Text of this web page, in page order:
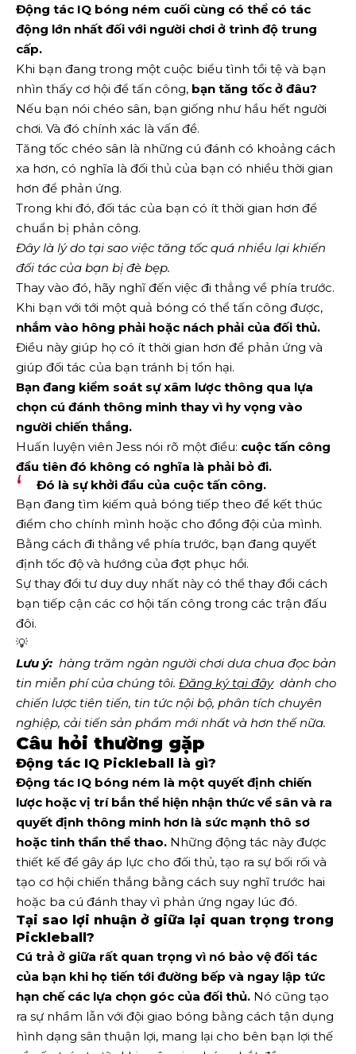
Động tác IQ bóng ném cuối cùng có thể có tác
động lớn nhất đối với người chơi ở trình độ trung
cấp.
Khi bạn đang trong một cuộc biểu tình tồi tệ và bạn
nhìn thấy cơ hội để tấn công, bạn tăng tốc ở đâu?
Nếu bạn nói chéo sân, bạn giống như hầu hết người
chơi. Và đó chính xác là vấn đề.
Tăng tốc chéo sân là những cú đánh có khoảng cách
xa hơn, có nghĩa là đối thủ của bạn có nhiều thời gian
hơn để phản ứng.
Trong khi đó, đối tác của bạn có ít thời gian hơn để
chuẩn bị phản công.
Đây là lý do tại sao việc tăng tốc quá nhiều lại khiến
đối tác của bạn bị đè bẹp.
Thay vào đó, hãy nghĩ đến việc đi thẳng về phía trước.
Khi bạn với tới một quả bóng có thể tấn công được,
nhắm vào hông phải hoặc nách phải của đối thủ.
Điều này giúp họ có ít thời gian hơn để phản ứng và
giúp đối tác của bạn tránh bị tổn hại.
Bạn đang kiểm soát sự xâm lược thông qua lựa
chọn cú đánh thông minh thay vì hy vọng vào
người chiến thắng.
Huấn luyện viên Jess nói rõ một điều: cuộc tấn công
đầu tiên đó không có nghĩa là phải bỏ đi.
Đó là sự khởi đầu của cuộc tấn công.
Bạn đang tìm kiếm quả bóng tiếp theo để kết thúc
điểm cho chính mình hoặc cho đồng đội của mình.
Bằng cách đi thẳng về phía trước, bạn đang quyết
định tốc độ và hướng của đợt phục hồi.
Sự thay đổi tư duy duy nhất này có thể thay đổi cách
bạn tiếp cận các cơ hội tấn công trong các trận đấu
đôi.
💡
Lưu ý:
  hàng trăm ngàn người chơi dưa chua đọc bản
tin miễn phí của chúng tôi. Đăng ký tại đây
  dành cho
chiến lược tiên tiến, tin tức nội bộ, phân tích chuyên
nghiệp, cải tiến sản phẩm mới nhất và hơn thế nữa.
Câu hỏi thường gặp
Động tác IQ Pickleball là gì?
Động tác IQ bóng ném là một quyết định chiến
lược hoặc vị trí bắn thể hiện nhận thức về sân và ra
quyết định thông minh hơn là sức mạnh thô sơ
hoặc tinh thần thể thao. Những động tác này được
thiết kế để gây áp lực cho đối thủ, tạo ra sự bối rối và
tạo cơ hội chiến thắng bằng cách suy nghĩ trước hai
hoặc ba cú đánh thay vì phản ứng ngay lúc đó.
Tại sao lợi nhuận ở giữa lại quan trọng trong
Pickleball?
Cú trả ở giữa rất quan trọng vì nó bảo vệ đối tác
của bạn khi họ tiến tới đường bếp và ngay lập tức
hạn chế các lựa chọn góc của đối thủ. Nó cũng tạo
ra sự nhầm lẫn với đội giao bóng bằng cách tận dụng
hình dạng sân thuận lợi, mang lại cho bên bạn lợi thế